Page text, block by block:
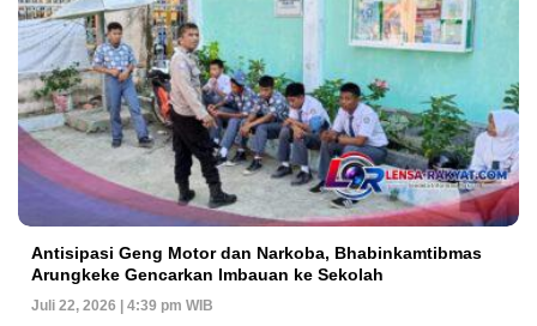
Antisipasi Geng Motor dan Narkoba, Bhabinkamtibmas
Arungkeke Gencarkan Imbauan ke Sekolah
Juli 22, 2026 | 4:39 pm WIB